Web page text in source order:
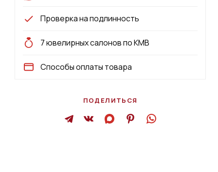
Проверка на подлинность
7 ювелирных салонов по КМВ
Способы оплаты товара
ПОДЕЛИТЬСЯ